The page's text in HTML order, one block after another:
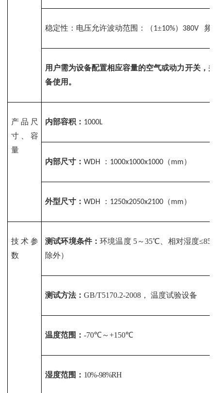
稳定性 ： 电压允许波动范围：（1±10%） 380V 频
用户需为设备配置相应容量的空气或动力开关，
备使用。
产品尺
寸、容
量
内部容积： 1000L
内部尺寸：WDH ： 1000x1000x1000 （mm）
外型尺寸：WDH ： 1250x2050x2100 （mm）
技术参
数
测试环境条件：环境温度 5～35℃、相对湿度
除外）
测试方法：GB/T5170.2-2008， 温度试验设备
温度范围：-70℃～+150℃
湿度范围： 10%-98%RH